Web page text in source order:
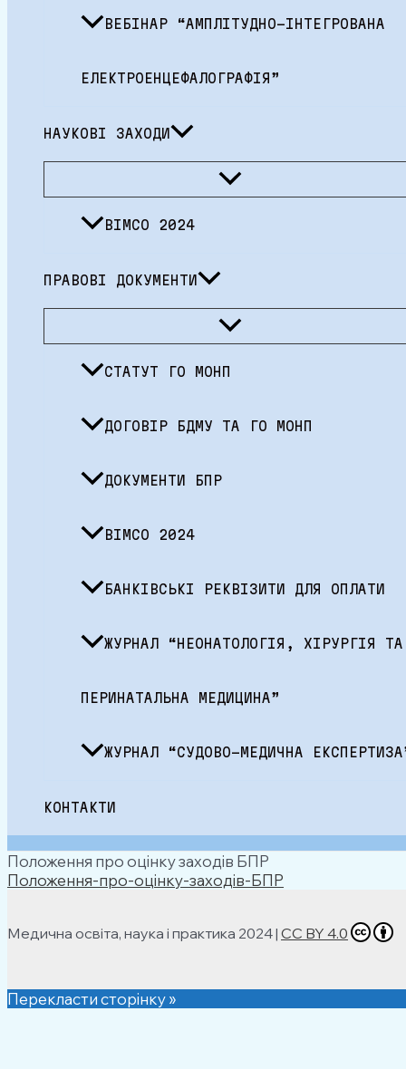
ВЕБІНАР “АМПЛІТУДНО-ІНТЕГРОВАНА
ЕЛЕКТРОЕНЦЕФАЛОГРАФІЯ”
НАУКОВІ ЗАХОДИ
Перемикач
меню
BIMCO 2024
ПРАВОВІ ДОКУМЕНТИ
Перемикач
меню
СТАТУТ ГО МОНП
ДОГОВІР БДМУ ТА ГО МОНП
ДОКУМЕНТИ БПР
BIMCO 2024
БАНКІВСЬКІ РЕКВІЗИТИ ДЛЯ ОПЛАТИ
ЖУРНАЛ “НЕОНАТОЛОГІЯ, ХІРУРГІЯ ТА
ПЕРИНАТАЛЬНА МЕДИЦИНА”
ЖУРНАЛ “СУДОВО-МЕДИЧНА
КОНТАКТИ
Положення про оцінку заходів БПР
Положення-про-оцінку-заходів-БПР
Медична освіта, наука і практика 2024 | CC BY 4.0
Перекласти сторінку »